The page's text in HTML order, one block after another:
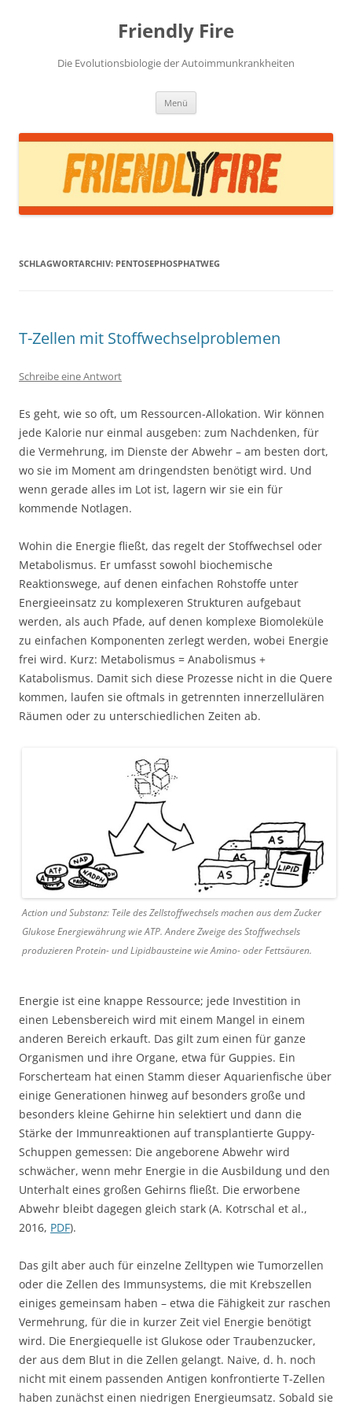
Friendly Fire
Die Evolutionsbiologie der Autoimmunkrankheiten
Menü
SCHLAGWORTARCHIV: PENTOSEPHOSPHATWEG
T-Zellen mit Stoffwechselproblemen
Schreibe eine Antwort
Es geht, wie so oft, um Ressourcen-Allokation. Wir können
jede Kalorie nur einmal ausgeben: zum Nachdenken, für
die Vermehrung, im Dienste der Abwehr – am besten dort,
wo sie im Moment am dringendsten benötigt wird. Und
wenn gerade alles im Lot ist, lagern wir sie ein für
kommende Notlagen.
Wohin die Energie fließt, das regelt der Stoffwechsel oder
Metabolismus. Er umfasst sowohl biochemische
Reaktionswege, auf denen einfachen Rohstoffe unter
Energieeinsatz zu komplexeren Strukturen aufgebaut
werden, als auch Pfade, auf denen komplexe Biomoleküle
zu einfachen Komponenten zerlegt werden, wobei Energie
frei wird. Kurz: Metabolismus = Anabolismus +
Katabolismus. Damit sich diese Prozesse nicht in die Quere
kommen, laufen sie oftmals in getrennten innerzellulären
Räumen oder zu unterschiedlichen Zeiten ab.
Action und Substanz: Teile des Zellstoffwechsels machen aus dem Zucker
Glukose Energiewährung wie ATP. Andere Zweige des Stoffwechsels
produzieren Protein- und Lipidbausteine wie Amino- oder Fettsäuren.
Energie ist eine knappe Ressource; jede Investition in
einen Lebensbereich wird mit einem Mangel in einem
anderen Bereich erkauft. Das gilt zum einen für ganze
Organismen und ihre Organe, etwa für Guppies. Ein
Forscherteam hat einen Stamm dieser Aquarienfische über
einige Generationen hinweg auf besonders große und
besonders kleine Gehirne hin selektiert und dann die
Stärke der Immunreaktionen auf transplantierte Guppy-
Schuppen gemessen: Die angeborene Abwehr wird
schwächer, wenn mehr Energie in die Ausbildung und den
Unterhalt eines großen Gehirns fließt. Die erworbene
Abwehr bleibt dagegen gleich stark (A. Kotrschal et al.,
2016, PDF).
Das gilt aber auch für einzelne Zelltypen wie Tumorzellen
oder die Zellen des Immunsystems, die mit Krebszellen
einiges gemeinsam haben – etwa die Fähigkeit zur raschen
Vermehrung, für die in kurzer Zeit viel Energie benötigt
wird. Die Energiequelle ist Glukose oder Traubenzucker,
der aus dem Blut in die Zellen gelangt. Naive, d. h. noch
nicht mit einem passenden Antigen konfrontierte T-Zellen
haben zunächst einen niedrigen Energieumsatz. Sobald sie